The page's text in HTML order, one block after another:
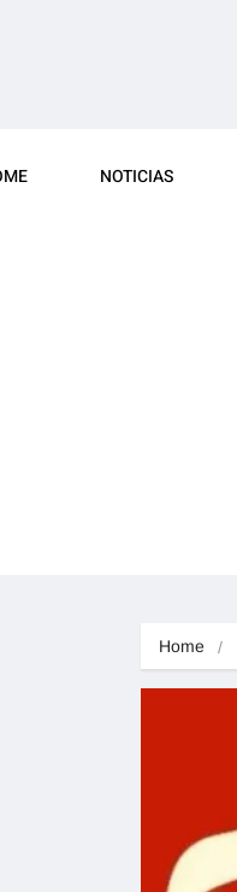
NOTICIAS
Home